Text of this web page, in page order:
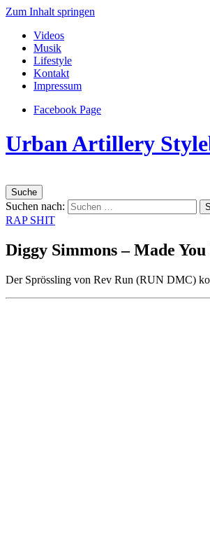
Zum Inhalt springen
Videos
Musik
Lifestyle
Kontakt
Impressum
Facebook Page
Urban Artillery
Suche
Suchen nach:
RAP SHIT
Diggy Simmons – Made
Der Sprössling von Rev Run (RUN DMC)